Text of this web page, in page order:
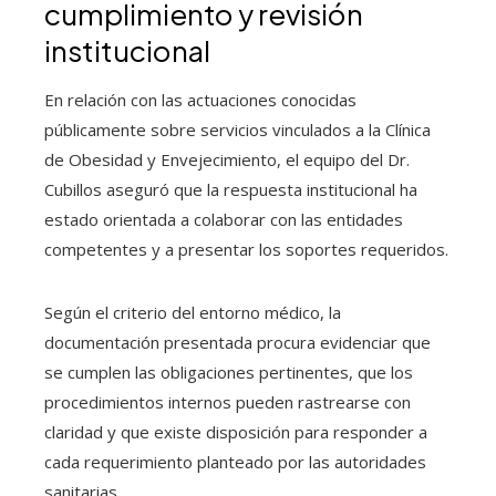
cumplimiento y revisión
institucional
En relación con las actuaciones conocidas
públicamente sobre servicios vinculados a la Clínica
de Obesidad y Envejecimiento, el equipo del Dr.
Cubillos aseguró que la respuesta institucional ha
estado orientada a colaborar con las entidades
competentes y a presentar los soportes requeridos.
Según el criterio del entorno médico, la
documentación presentada procura evidenciar que
se cumplen las obligaciones pertinentes, que los
procedimientos internos pueden rastrearse con
claridad y que existe disposición para responder a
cada requerimiento planteado por las autoridades
sanitarias.